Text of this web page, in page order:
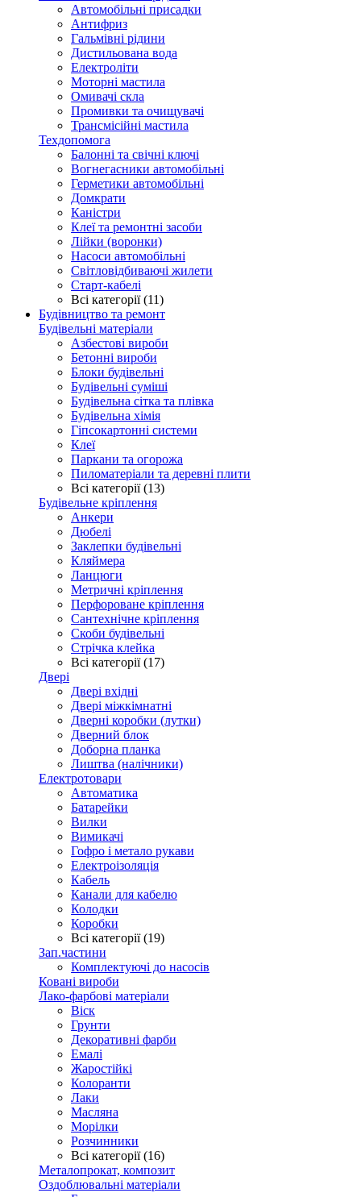
Автомобільні присадки
Антифриз
Гальмівні рідини
Дистильована вода
Електроліти
Моторні мастила
Омивачі скла
Промивки та очищувачі
Трансмісійні мастила
Техдопомога
Балонні та свічні ключі
Вогнегасники автомобільні
Герметики автомобільні
Домкрати
Каністри
Клеї та ремонтні засоби
Лійки (воронки)
Насоси автомобільні
Світловідбиваючі жилети
Старт-кабелі
Всі категорії (11)
Будівництво та ремонт
Будівельні матеріали
Азбестові вироби
Бетонні вироби
Блоки будівельні
Будівельні суміші
Будівельна сітка та плівка
Будівельна хімія
Гіпсокартонні системи
Клеї
Паркани та огорожа
Пиломатеріали та деревні плити
Всі категорії (13)
Будівельне кріплення
Анкери
Дюбелі
Заклепки будівельні
Кляймера
Ланцюги
Метричні кріплення
Перфороване кріплення
Сантехнічне кріплення
Скоби будівельні
Стрічка клейка
Всі категорії (17)
Двері
Двері вхідні
Двері міжкімнатні
Дверні коробки (лутки)
Дверний блок
Доборна планка
Лиштва (налічники)
Електротовари
Автоматика
Батарейки
Вилки
Вимикачі
Гофро і метало рукави
Електроізоляція
Кабель
Канали для кабелю
Колодки
Коробки
Всі категорії (19)
Зап.частини
Комплектуючі до насосів
Ковані вироби
Лако-фарбові матеріали
Віск
Грунти
Декоративні фарби
Емалі
Жаростійкі
Колоранти
Лаки
Масляна
Морілки
Розчинники
Всі категорії (16)
Металопрокат, композит
Оздоблювальні матеріали